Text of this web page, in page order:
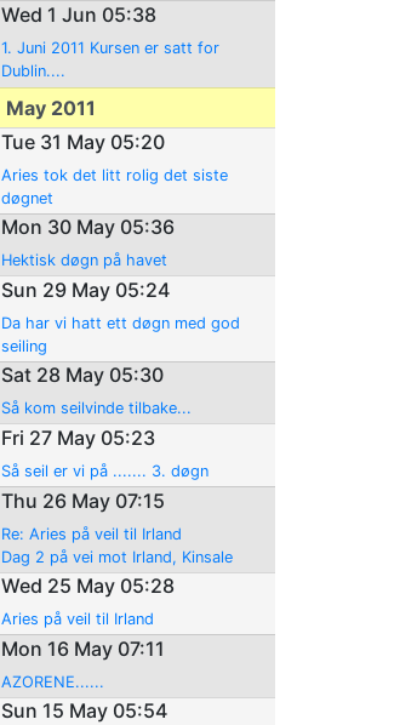
Wed 1 Jun 05:38
1. Juni 2011 Kursen er satt for
Dublin....
May 2011
Tue 31 May 05:20
Aries tok det litt rolig det siste
døgnet
Mon 30 May 05:36
Hektisk døgn på havet
Sun 29 May 05:24
Da har vi hatt ett døgn med god
seiling
Sat 28 May 05:30
Så kom seilvinde tilbake...
Fri 27 May 05:23
Så seil er vi på ....... 3. døgn
Thu 26 May 07:15
Re: Aries på veil til Irland
Dag 2 på vei mot Irland, Kinsale
Wed 25 May 05:28
Aries på veil til Irland
Mon 16 May 07:11
AZORENE......
Sun 15 May 05:54